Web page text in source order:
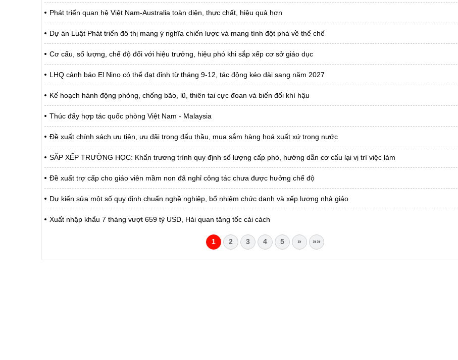
Phát triển quan hệ Việt Nam-Australia toàn diện, thực chất, hiệu quả hơn
Dự án Luật Phát triển đô thị mang ý nghĩa chiến lược và mang tính đột phá về thể chế
Cơ cấu, số lượng, chế độ đối với hiệu trưởng, hiệu phó khi sắp xếp cơ sở giáo dục
LHQ cảnh báo El Nino có thể đạt đỉnh từ tháng 9-12, tác động kéo dài sang năm 2027
Kế hoạch hành động phòng, chống bão, lũ, thiên tai cực đoan và biến đổi khí hậu
Thúc đẩy hợp tác quốc phòng Việt Nam - Malaysia
Đề xuất chính sách ưu tiên, ưu đãi trong đấu thầu, mua sắm hàng hoá xuất xứ trong nước
SẮP XẾP TRƯỜNG HỌC: Khẩn trương trình quy định số lượng cấp phó, hướng dẫn cơ cấu lại vị trí việc làm
Đề xuất trợ cấp cho giáo viên mầm non đã nghỉ công tác chưa được hưởng chế độ
Dự kiến sửa một số quy định chuẩn nghề nghiệp, bổ nhiệm chức danh và xếp lương nhà giáo
Xuất nhập khẩu 7 tháng vượt 659 tỷ USD, Hải quan tăng tốc cải cách
1 2 3 4 5 » »»